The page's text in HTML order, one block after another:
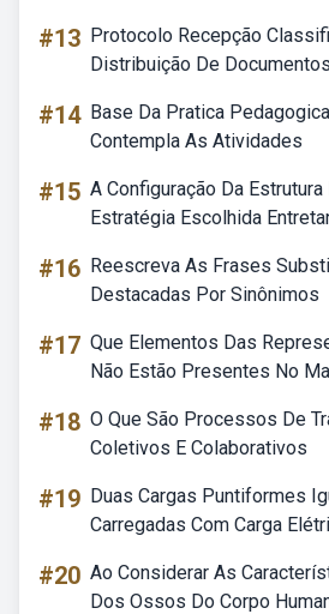
#13 Protocolo Recepção
Distribuição De Documentos
#14 Base Da Pratica
Contempla As Atividades
#15 A Configuração Da
Estratégia Escolhida
#16 Reescreva As Frases
Destacadas Por Sinônimos
#17 Que Elementos Das
Não Estão Presentes No
#18 O Que São Processos De
Coletivos E Colaborativos
#19 Duas Cargas Puntiformes
Carregadas Com Carga
#20 Ao Considerar As
Dos Ossos Do Corpo